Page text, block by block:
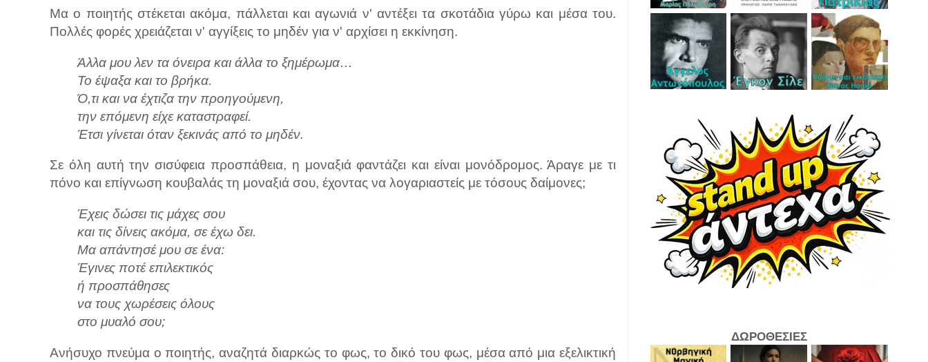
Μα ο ποιητής στέκεται ακόμα, πάλλεται και αγωνιά ν' αντέξει τα σκοτάδια γύρω και μέσα του.
Πολλές φορές χρειάζεται ν' αγγίξεις το μηδέν για ν' αρχίσει η εκκίνηση.
Άλλα μου λεν τα όνειρα και άλλα το ξημέρωμα…
Το έψαξα και το βρήκα.
Ό,τι και να έχτιζα την προηγούμενη,
την επόμενη είχε καταστραφεί.
Έτσι γίνεται όταν ξεκινάς από το μηδέν.
Σε όλη αυτή την σισύφεια προσπάθεια, η μοναξιά φαντάζει και είναι μονόδρομος. Άραγε με τι
πόνο και επίγνωση κουβαλάς τη μοναξιά σου, έχοντας να λογαριαστείς με τόσους δαίμονες;
Έχεις δώσει τις μάχες σου
και τις δίνεις ακόμα, σε έχω δει.
Μα απάντησέ μου σε ένα:
Έγινες ποτέ επιλεκτικός
ή προσπάθησες
να τους χωρέσεις όλους
στο μυαλό σου;
Ανήσυχο πνεύμα ο ποιητής, αναζητά διαρκώς το φως, το δικό του φως, μέσα από μια εξελικτική
ΔΩΡΟΘΕΣΙΕΣ